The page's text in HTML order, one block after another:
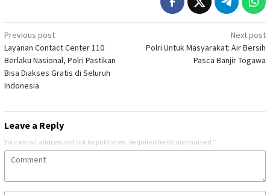
Post
navigation
Previous post
Layanan Contact Center 110
Berlaku Nasional, Polri Pastikan
Bisa Diakses Gratis di Seluruh
Indonesia
Next post
Polri Untuk Masyarakat: Air Bersih
Pasca Banjir Togawa
Leave a Reply
Your email address will not be published. Required fields are marked *